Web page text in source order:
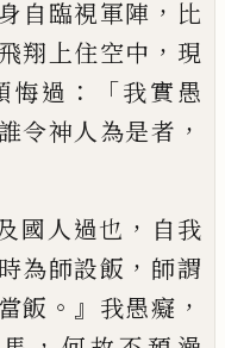
自臨視軍陣 ， 比
翔上住空中 ， 現
悔過 ：「我實愚
令神人為是者 ，
國人過也 ， 自我
為師設飯 ， 師謂
飯 。』 我愚癡 ，